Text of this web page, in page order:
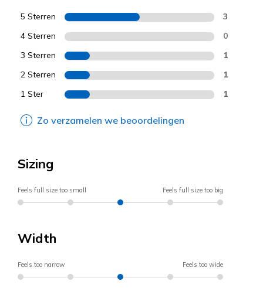
5 Sterren 3
4 Sterren 0
3 Sterren 1
2 Sterren 1
1 Ster 1
Zo verzamelen we beoordelingen
Sizing
Feels full size too small Feels full size too big
Width
Feels too narrow Feels too wide